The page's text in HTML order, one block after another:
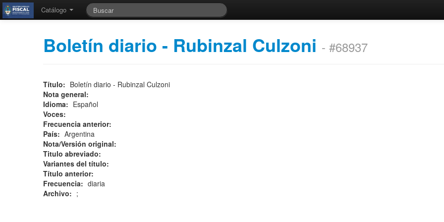
Catálogo
Boletí­n diario - Rubinzal Culzoni - #68937
Título: Boletí­n diario - Rubinzal Culzoni
Nota general:
Idioma: Español
Voces:
Frecuencia anterior:
País: Argentina
Nota/Versión original:
Titulo abreviado:
Variantes del título:
Título anterior:
Frecuencia: diaria
Archivo: ;